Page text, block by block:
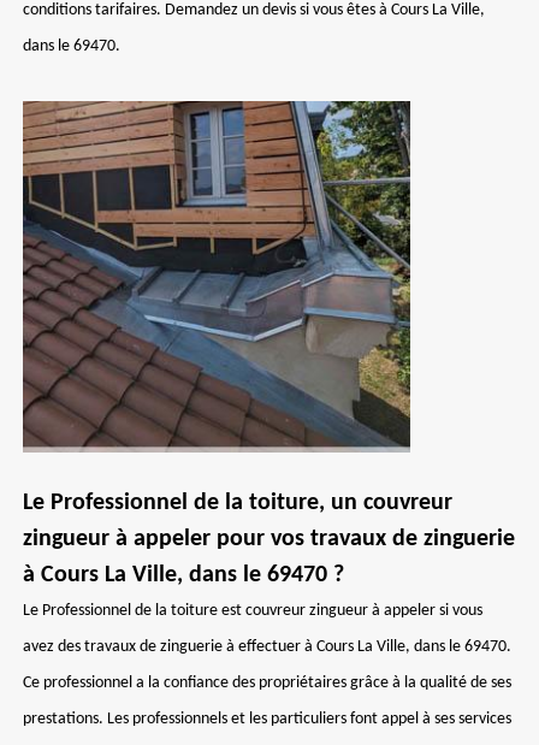
conditions tarifaires. Demandez un devis si vous êtes à Cours La Ville,
dans le 69470.
Le Professionnel de la toiture, un couvreur
zingueur à appeler pour vos travaux de zinguerie
à Cours La Ville, dans le 69470 ?
Le Professionnel de la toiture est couvreur zingueur à appeler si vous
avez des travaux de zinguerie à effectuer à Cours La Ville, dans le 69470.
Ce professionnel a la confiance des propriétaires grâce à la qualité de ses
prestations. Les professionnels et les particuliers font appel à ses services